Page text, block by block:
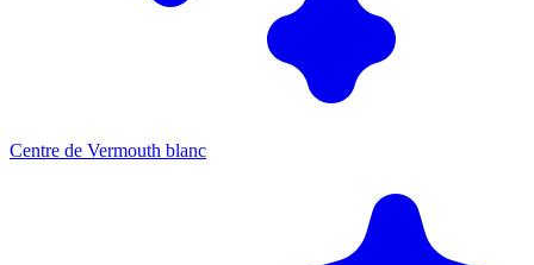
Centre de Vermouth blanc